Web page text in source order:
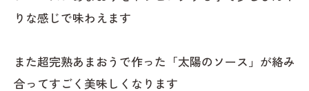
りな感じで味わえます
また超完熟あまおうで作った「太陽のソース」が絡み
合ってすごく美味しくなります